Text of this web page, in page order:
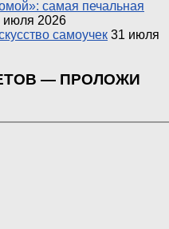
самая печальная
июля 2026
самоучек 31 июля
— ПРОЛОЖИ